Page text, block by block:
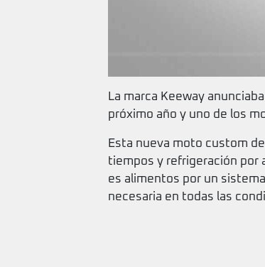
La marca Keeway
próximo año y uno de los
Esta nueva moto custom
tiempos y refrigeración por
es alimentos por un
necesaria en todas las